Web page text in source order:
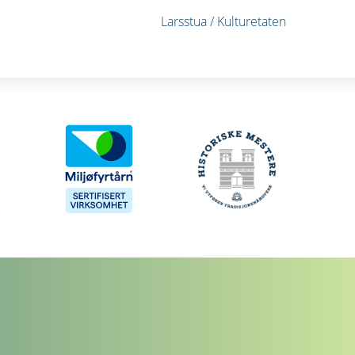
Larsstua / Kulturetaten